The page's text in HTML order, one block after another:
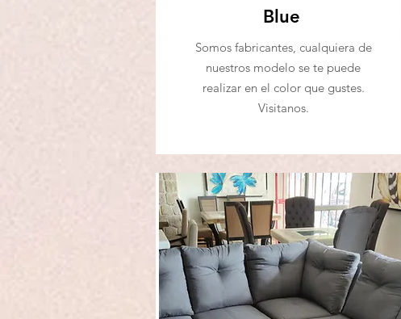
Blue
Somos fabricantes, cualquiera de
nuestros modelo se te puede
realizar en el color que gustes.
Visitanos.